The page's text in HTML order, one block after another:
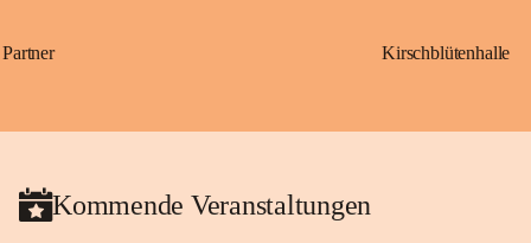
Partner Kirschblütenhalle
Kommende Veranstaltungen